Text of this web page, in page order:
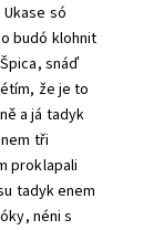
Ukase só
budó klohnit
snáď
že je to
a já tadyk
tři
proklapali
tadyk enem
nénis